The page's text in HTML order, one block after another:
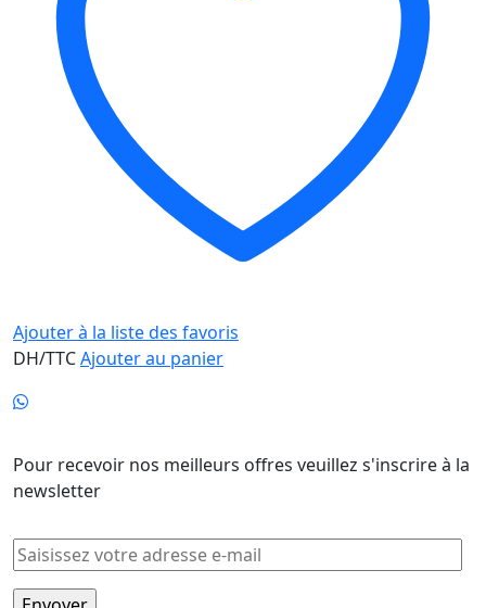
Ajouter à la liste des favoris
DH/TTCAjouter au panier
Pour recevoir nos meilleurs offres veuillez s'inscrire à la
newsletter